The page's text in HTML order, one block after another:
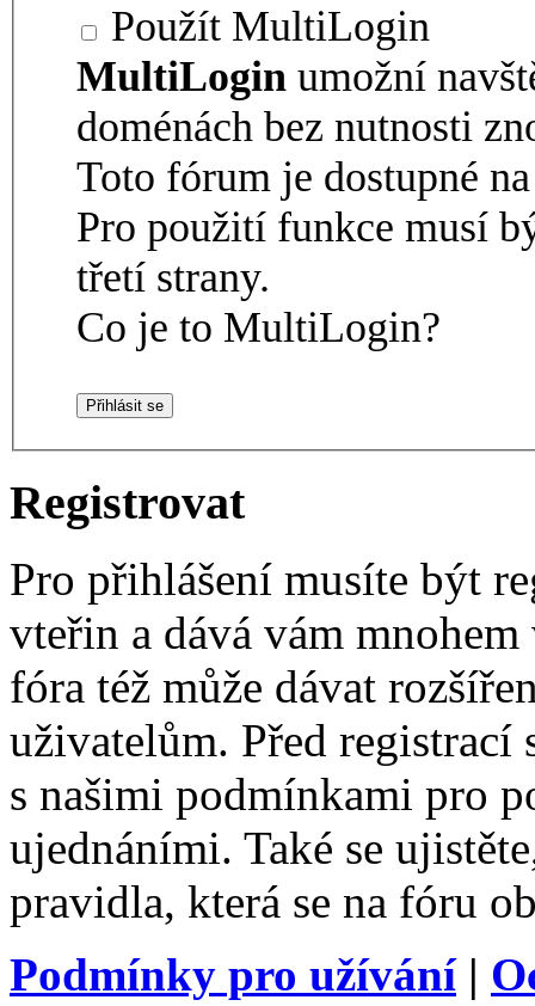
Použít MultiLogin
MultiLogin umožní
doménách bez nutnosti
Toto fórum je dostupné
Pro použití funkce musí
třetí strany.
Co je to MultiLogin?
Registrovat
Pro přihlášení musíte být
vteřin a dává vám
fóra též může dávat
uživatelům. Před registrací
s našimi podmínkami pro
ujednáními. Také se
pravidla, která se na fóru
Podmínky pro užívání|